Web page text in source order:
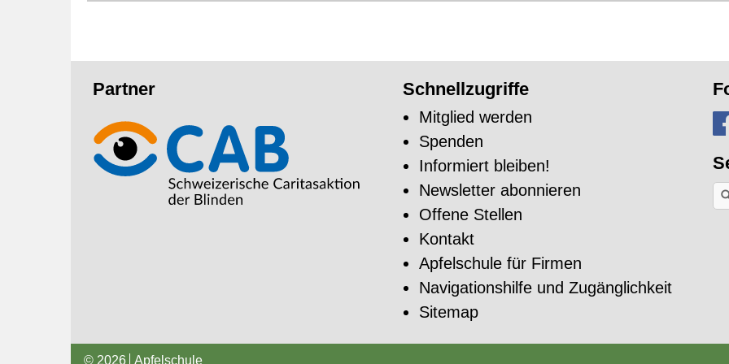
Schnellzugriffe
Mitglied werden
Spenden
Informiert bleiben!
Newsletter abonnieren
Offene Stellen
Kontakt
Apfelschule für Firmen
Navigationshilfe und Zugänglichkeit
Sitemap
Partner
© 2026 Apfelschule